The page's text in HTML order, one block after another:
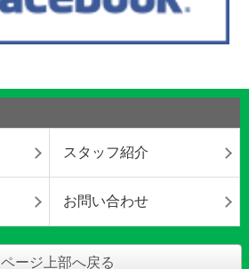
スタッフ紹介
お問い合わせ
ページ上部へ戻る